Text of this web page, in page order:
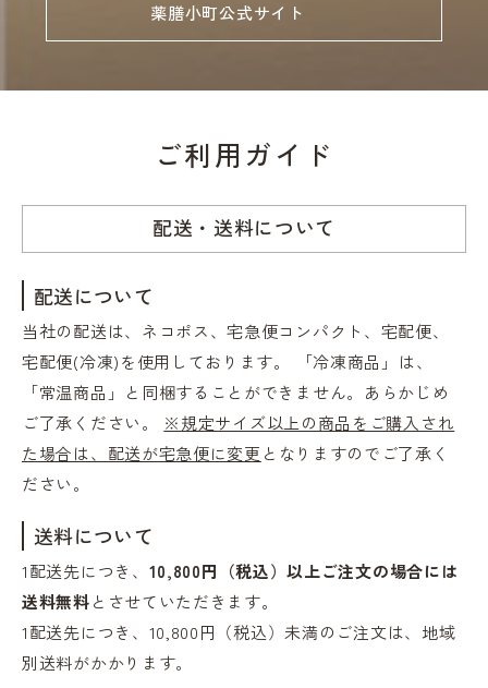
薬膳小町公式サイト
ご利用ガイド
配送・送料について
配送について
当社の配送は、ネコポス、宅急便コンパクト、宅配便、
宅配便(冷凍)を使用しております。 「冷凍商品」は、
「常温商品」と同梱することができません。あらかじめ
ご了承ください。 ※規定サイズ以上の商品をご購入され
た場合は、配送が宅急便に変更 となりますのでご了承く
ださい。
送料について
1配送先につき、 10,800円（税込）以上ご注文の場合には
送料無料とさせていただきます。
1配送先につき、10,800円（税込）未満のご注文は、地域
別送料がかかります。